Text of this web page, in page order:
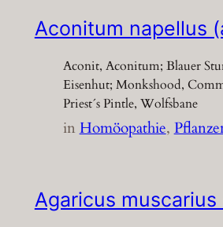
Aconitum napellus
Aconit, Aconitum; Blauer
Eisenhut; Monkshood,
Priest´s Pintle, Wolfsbane
inHomöopathie,
Agaricus muscarius